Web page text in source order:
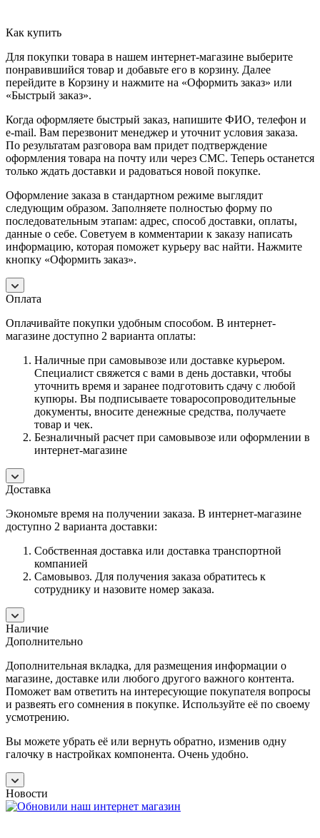
Как купить
Для покупки товара в нашем интернет-магазине выберите
понравившийся товар и добавьте его в корзину. Далее
перейдите в Корзину и нажмите на «Оформить заказ» или
«Быстрый заказ».
Когда оформляете быстрый заказ, напишите ФИО, телефон и
e-mail. Вам перезвонит менеджер и уточнит условия заказа.
По результатам разговора вам придет подтверждение
оформления товара на почту или через СМС. Теперь останется
только ждать доставки и радоваться новой покупке.
Оформление заказа в стандартном режиме выглядит
следующим образом. Заполняете полностью форму по
последовательным этапам: адрес, способ доставки, оплаты,
данные о себе. Советуем в комментарии к заказу написать
информацию, которая поможет курьеру вас найти. Нажмите
кнопку «Оформить заказ».
Оплата
Оплачивайте покупки удобным способом. В интернет-
магазине доступно 2 варианта оплаты:
Наличные при самовывозе или доставке курьером.
Специалист свяжется с вами в день доставки, чтобы
уточнить время и заранее подготовить сдачу с любой
купюры. Вы подписываете товаросопроводительные
документы, вносите денежные средства, получаете
товар и чек.
Безналичный расчет при самовывозе или оформлении в
интернет-магазине
Доставка
Экономьте время на получении заказа. В интернет-магазине
доступно 2 варианта доставки:
Собственная доставка или доставка транспортной
компанией
Самовывоз. Для получения заказа обратитесь к
сотруднику и назовите номер заказа.
Наличие
Дополнительно
Дополнительная вкладка, для размещения информации о
магазине, доставке или любого другого важного контента.
Поможет вам ответить на интересующие покупателя вопросы
и развеять его сомнения в покупке. Используйте её по своему
усмотрению.
Вы можете убрать её или вернуть обратно, изменив одну
галочку в настройках компонента. Очень удобно.
Новости